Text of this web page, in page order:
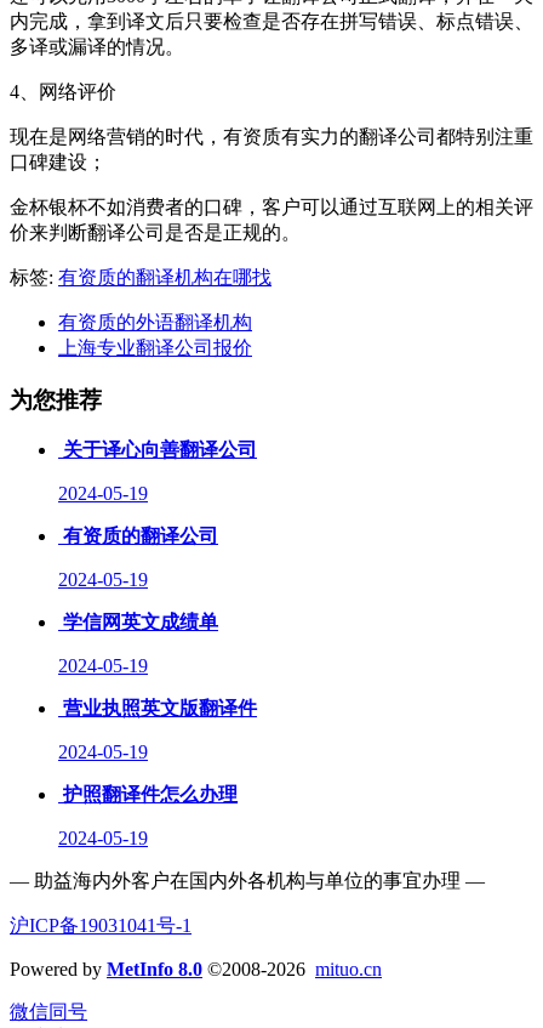
内完成，拿到译文后只要检查是否存在拼写错误、标点错误、
多译或漏译的情况。
4 、网络评价
现在是网络营销的时代，有资质有实力的翻译公司都特别注重
口碑建设；
金杯银杯不如消费者的口碑，客户可以通过互联网上的相关评
价来判断翻译公司是否是正规的。
标签: 有资质的翻译机构在哪找
有资质的外语翻译机构
上海专业翻译公司报价
为您推荐
关于译心向善翻译公司
2024-05-19
有资质的翻译公司
2024-05-19
学信网英文成绩单
2024-05-19
营业执照英文版翻译件
2024-05-19
护照翻译件怎么办理
2024-05-19
— 助益海内外客户在国内外各机构与单位的事宜办理 —
沪ICP备19031041号-1
Powered by MetInfo 8.0 ©2008-2026 mituo.cn
微信同号